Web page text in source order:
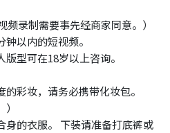
频录制需要事先经商家同意。）
以内的短视频。
型可在18岁以上咨询。
彩妆，请务必携带化妆包。
身的衣服。 下装请准备打底裤或